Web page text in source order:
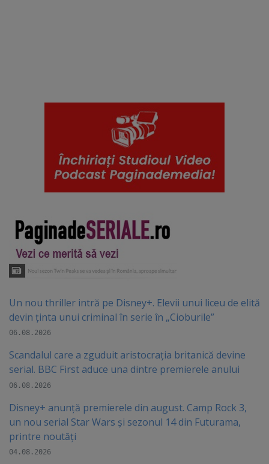
Un nou thriller intră pe Disney+. Elevii unui liceu de elită
devin ținta unui criminal în serie în „Cioburile”
06.08.2026
Scandalul care a zguduit aristocrația britanică devine
serial. BBC First aduce una dintre premierele anului
06.08.2026
Disney+ anunță premierele din august. Camp Rock 3,
un nou serial Star Wars și sezonul 14 din Futurama,
printre noutăți
04.08.2026